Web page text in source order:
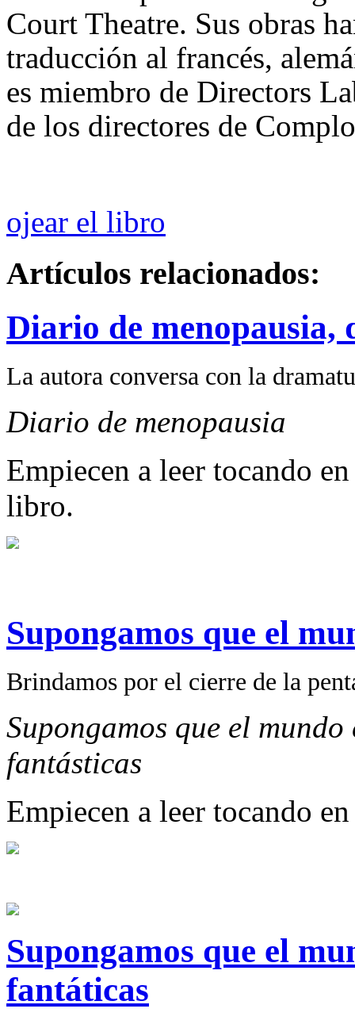
Court Theatre. Sus obras
traducción al francés,
es miembro de Directors
de los directores de
ojear el libro
Artículos relacionados:
Diario de
La autora conversa con la
Diario de menopausia
Empiecen a leer tocando
libro.
Supongamos que el
Brindamos por el cierre de la
Supongamos que el
fantásticas
Empiecen a leer tocando
Supongamos que el
fantáticas